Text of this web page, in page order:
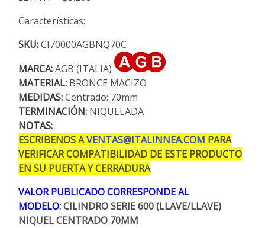
Características:
SKU:CI70000AGBNQ70C
MARCA:AGB (ITALIA)
MATERIAL: BRONCE MACIZO
MEDIDAS:Centrado: 70mm
TERMINACIÓN: NIQUELADA
NOTAS:
ESCRIBENOS AVENTAS@ITALINNEA.COM PARA
VERIFICAR COMPATIBILIDAD DE ESTE PRODUCTO
EN SU PUERTA Y CERRADURA
VALOR PUBLICADO CORRESPONDE AL
MODELO:CILINDRO SERIE 600 (LLAVE/LLAVE)
NIQUEL CENTRADO 70MM